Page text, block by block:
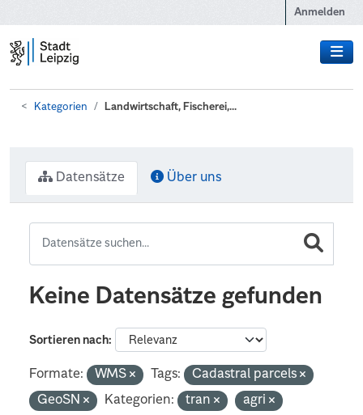
Anmelden
Kategorien Landwirtschaft, Fischerei,...
Datensätze Über uns
Keine Datensätze gefunden
Sortieren nach
Formate: WMS Tags:
Cadastral parcels
GeoSN
Kategorien: tran agri